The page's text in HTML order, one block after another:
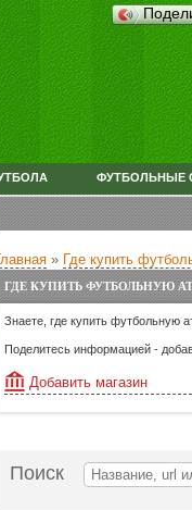
ФУТБОЛЬНЫЕ
» Где купить
ГДЕ КУПИТЬ ФУТБОЛЬНУЮ
Знаете, где купить футбольную
Поделитесь информацией -
Добавить магазин
Поиск